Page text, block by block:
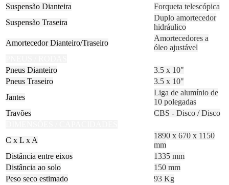
Suspensão Dianteira
Forqueta telescópica
Suspensão Traseira
Duplo amortecedor
hidráulico
Amortecedor Dianteiro/Traseiro
Amortecedores a
óleo ajustável
Pneus Dianteiro
3.5 x 10"
Pneus Traseiro
3.5 x 10"
Jantes
Liga de alumínio de
10 polegadas
Travões
CBS - Disco / Disco
C x L x A
1890 x 670 x 1150
mm
Distância entre eixos
1335 mm
Distância ao solo
150 mm
Peso seco estimado
93 Kg